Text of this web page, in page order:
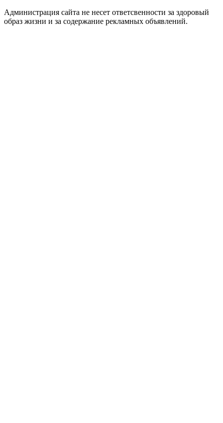
Администрация сайта не несет ответсвенности за здоровый
образ жизни и за содержание рекламных объявлений.